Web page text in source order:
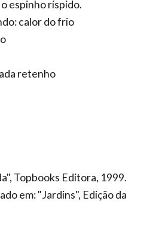
espinho ríspido.
calor do frio
retenho
Topbooks Editora, 1999.
em: "Jardins", Edição da